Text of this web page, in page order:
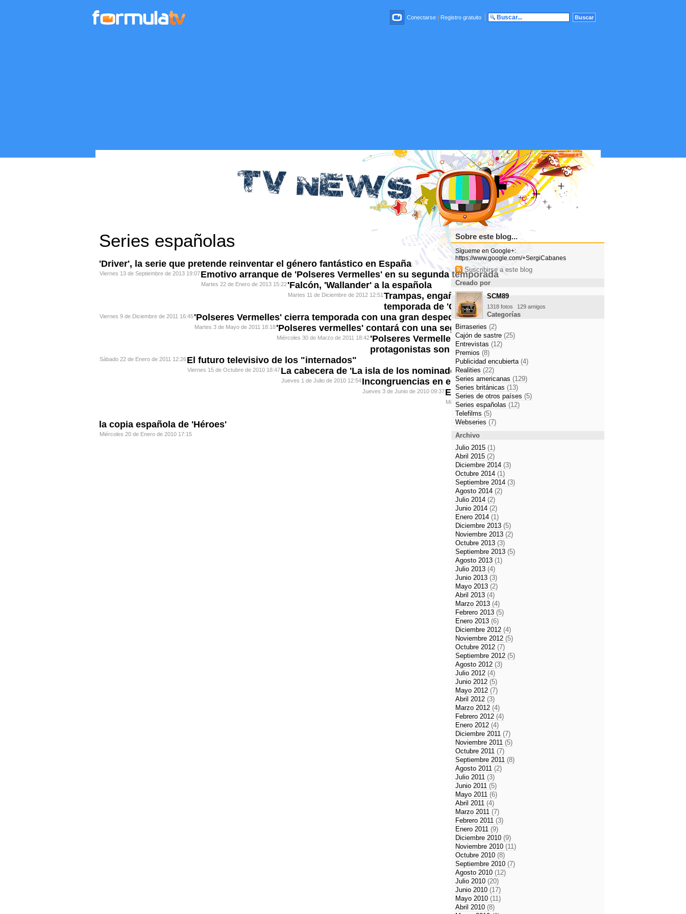
Conectarse | Registro gratuito
Series españolas
'Driver', la serie que pretende reinventar el género fantástico en España
Viernes 13 de Septiembre de 2013 19:07Emotivo arranque de 'Polseres Vermelles' en su segunda temporada
Martes 22 de Enero de 2013 15:22'Falcón, 'Wallander' a la española
Martes 11 de Diciembre de 2012 12:51 Trampas, engaños y sorpresas en el final de
temporada de 'Gran Hotel'
Viernes 9 de Diciembre de 2011 16:45'Polseres Vermelles' cierra temporada con una gran despedida
Martes 3 de Mayo de 2011 18:18'Polseres vermelles' contará con una segunda temporada
Miércoles 30 de Marzo de 2011 18:42'Polseres Vermelles': un drama en el que los
protagonistas son los pacientes
Sábado 22 de Enero de 2011 12:26El futuro televisivo de los "internados"
Viernes 15 de Octubre de 2010 18:47La cabecera de 'La isla de los nominados'
Jueves 1 de Julio de 2010 12:54Incongruencias en el estreno de 'El Internado'
Jueves 3 de Junio de 2010 09:37El secreto de Águila Roja
Miércoles 10 de Febrero de 2010 20:55
la copia española de 'Héroes'
Miércoles 20 de Enero de 2010 17:15
Sobre este blog...
Sígueme en Google+:
https://www.google.com/+SergiCabanes
Suscribirse a este blog
Creado por
SCM89
1318 fotos 129 amigos
Categorías
Birraseries (2)
Cajón de sastre (25)
Entrevistas (12)
Premios (8)
Publicidad encubierta (4)
Realities (22)
Series americanas (129)
Series británicas (13)
Series de otros países (5)
Series españolas (12)
Telefilms (5)
Webseries (7)
Archivo
Julio 2015 (1)
Abril 2015 (2)
Diciembre 2014 (3)
Octubre 2014 (1)
Septiembre 2014 (3)
Agosto 2014 (2)
Julio 2014 (2)
Junio 2014 (2)
Enero 2014 (1)
Diciembre 2013 (5)
Noviembre 2013 (2)
Octubre 2013 (3)
Septiembre 2013 (5)
Agosto 2013 (1)
Julio 2013 (4)
Junio 2013 (3)
Mayo 2013 (2)
Abril 2013 (4)
Marzo 2013 (4)
Febrero 2013 (5)
Enero 2013 (6)
Diciembre 2012 (4)
Noviembre 2012 (5)
Octubre 2012 (7)
Septiembre 2012 (5)
Agosto 2012 (3)
Julio 2012 (4)
Junio 2012 (5)
Mayo 2012 (7)
Abril 2012 (3)
Marzo 2012 (4)
Febrero 2012 (4)
Enero 2012 (4)
Diciembre 2011 (7)
Noviembre 2011 (5)
Octubre 2011 (7)
Septiembre 2011 (8)
Agosto 2011 (2)
Julio 2011 (3)
Junio 2011 (5)
Mayo 2011 (6)
Abril 2011 (4)
Marzo 2011 (7)
Febrero 2011 (3)
Enero 2011 (9)
Diciembre 2010 (9)
Noviembre 2010 (11)
Octubre 2010 (8)
Septiembre 2010 (7)
Agosto 2010 (12)
Julio 2010 (20)
Junio 2010 (17)
Mayo 2010 (11)
Abril 2010 (8)